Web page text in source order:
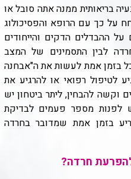
בריאותית ממנה אתה סובל או
על כך עם הרופא והפסיכולוג
ההבדלים הדקים והייחודים
לבין התסמינים של המצב
בזמן אמת לעשות את ה"אבחנה
לטיפול רפואי או להרגיע את
וקשה להבחין, ליתר ביטחון יש
לפנות מספר פעמים לבדיקת
בזמן אמת שמדובר בחרדה
חרדה?